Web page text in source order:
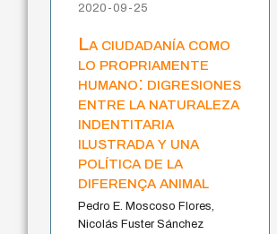
2020-09-25
La ciudadanía como
lo propriamente
humano: digresiones
entre la naturaleza
indentitaria
ilustrada y una
política de la
diferença animal
Pedro E. Moscoso Flores,
Nicolás Fuster Sánchez